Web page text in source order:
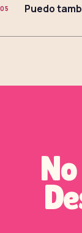
05 Puedo